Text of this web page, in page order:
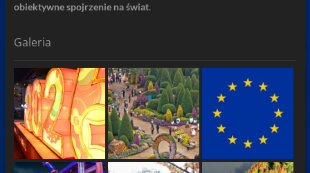
obiektywne spojrzenie na świat.
Galeria